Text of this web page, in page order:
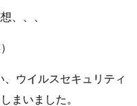
、、、
ウイルスセキュリティ
まいました。